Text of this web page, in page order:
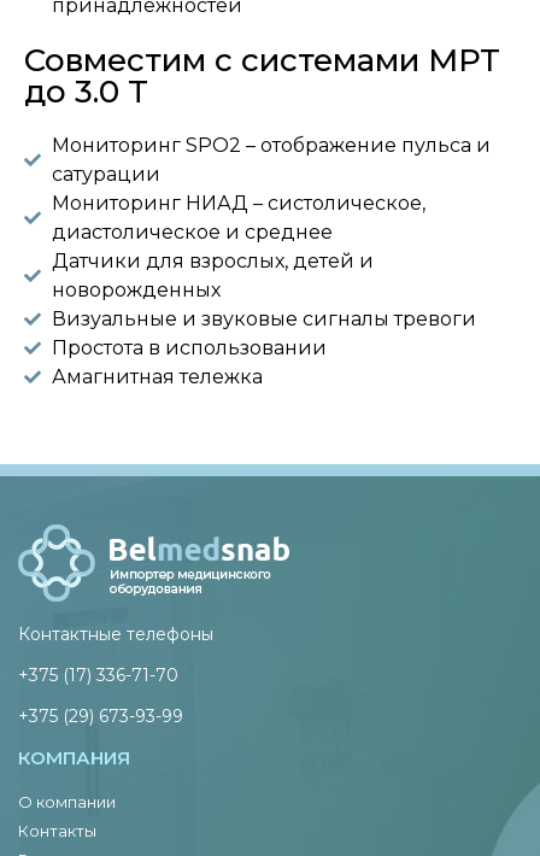
принадлежностей
Совместим с системами МРТ
до 3.0 T
Мониторинг SPO2 – отображение пульса и
сатурации
Мониторинг НИАД – систолическое,
диастолическое и среднее
Датчики для взрослых, детей и
новорожденных
Визуальные и звуковые сигналы тревоги
Простота в использовании
Амагнитная тележка
Контактные телефоны
+375 (17) 336-71-70
+375 (29) 673-93-99
КОМПАНИЯ
О компании
Контакты